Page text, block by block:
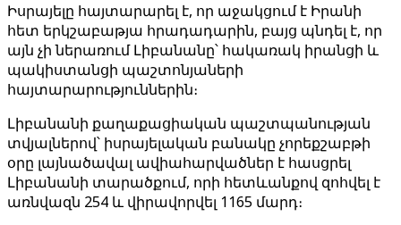
Իսրայելը հայտարարել է, որ աջակցում է Իրանի
հետ երկշաբաթյա հրադադարին, բայց պնդել է, որ
այն չի ներառում Լիբանանը՝ հակառակ իրանցի և
պակիստանցի պաշտոնյաների
հայտարարություններին։
Լիբանանի քաղաքացիական պաշտպանության
տվյալներով՝ իսրայելական բանակը չորեքշաբթի
օրը լայնածավալ ավիահարվածներ է հասցրել
Լիբանանի տարածքում, որի հետևանքով զոհվել է
առնվազն 254 և վիրավորվել 1165 մարդ։